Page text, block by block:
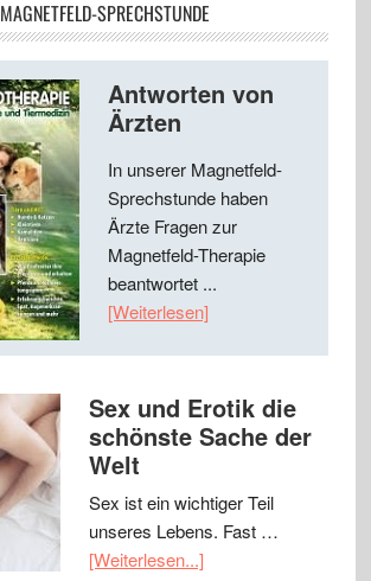
MAGNETFELD-SPRECHSTUNDE
Antworten von
Ärzten
In unserer Magnetfeld-
Sprechstunde haben
Ärzte Fragen zur
Magnetfeld-Therapie
beantwortet ...
[Weiterlesen]
Sex und Erotik die
schönste Sache der
Welt
Sex ist ein wichtiger Teil
unseres Lebens. Fast …
[Weiterlesen...]